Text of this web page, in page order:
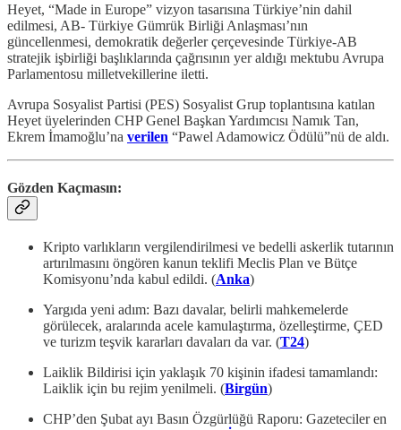
Heyet, “Made in Europe” vizyon tasarısına Türkiye’nin dahil
edilmesi, AB- Türkiye Gümrük Birliği Anlaşması’nın
güncellenmesi, demokratik değerler çerçevesinde Türkiye-AB
stratejik işbirliği başlıklarında çağrısının yer aldığı mektubu Avrupa
Parlamentosu milletvekillerine iletti.
Avrupa Sosyalist Partisi (PES) Sosyalist Grup toplantısına katılan
Heyet üyelerinden CHP Genel Başkan Yardımcısı Namık Tan,
Ekrem İmamoğlu’na verilen “Pawel Adamowicz Ödülü”nü de aldı.
Gözden Kaçmasın:
Kripto varlıkların vergilendirilmesi ve bedelli askerlik tutarının
artırılmasını öngören kanun teklifi Meclis Plan ve Bütçe
Komisyonu’nda kabul edildi. (Anka)
Yargıda yeni adım: Bazı davalar, belirli mahkemelerde
görülecek, aralarında acele kamulaştırma, özelleştirme, ÇED
ve turizm teşvik kararları davaları da var. (T24)
Laiklik Bildirisi için yaklaşık 70 kişinin ifadesi tamamlandı:
Laiklik için bu rejim yenilmeli. (Birgün)
CHP’den Şubat ayı Basın Özgürlüğü Raporu: Gazeteciler en